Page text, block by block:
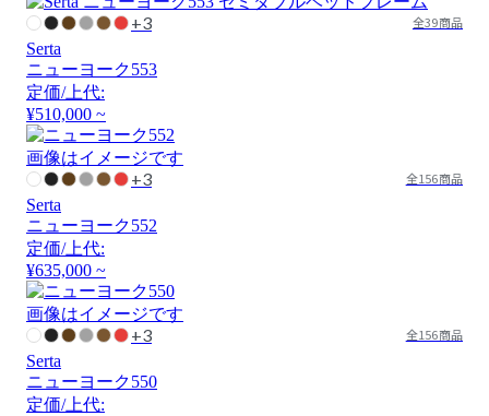
+3 全39商品
Serta
ニューヨーク553
定価/上代:
¥510,000 ~
画像はイメージです
+3 全156商品
Serta
ニューヨーク552
定価/上代:
¥635,000 ~
画像はイメージです
+3 全156商品
Serta
ニューヨーク550
定価/上代: